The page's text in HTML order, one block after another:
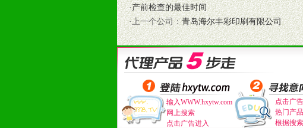
12、不断寻求国际前缘产品，完善母婴、儿童
和终端客户提供更好的支持和服务。
1、通过电话、邮件、网上留言等方式与我公司
2、与我公司相关人员取得联系之后需详细阅
3、加盟者也可到我公司实地考察，合作洽谈。
·产前检查的最佳时间
·上一个公司：青岛海尔丰彩印刷有限公司
输入WWW.hxytw.com
网上搜索
点击广告进入
点击广
热门产
根据搜